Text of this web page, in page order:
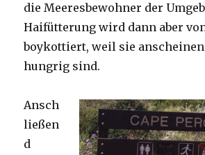
die Meeresbewohner der
Haifütterung wird dann aber
boykottiert, weil sie
hungrig sind.
Ansch
ließen
d